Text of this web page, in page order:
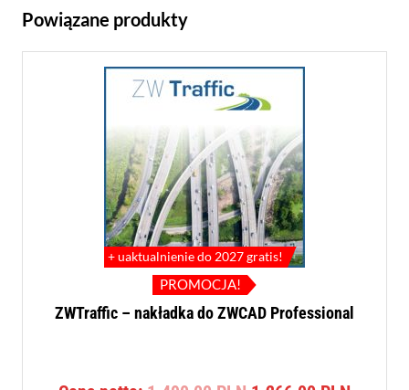
Powiązane produkty
+ uaktualnienie do 2027 gratis!
PROMOCJA!
ZWTraffic – nakładka do ZWCAD Professional